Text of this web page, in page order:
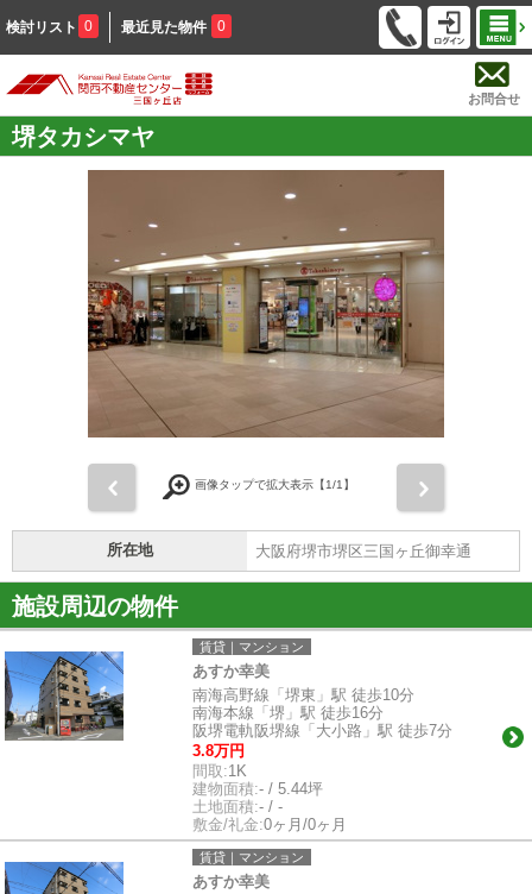
検討リスト 0 最近見た物件 0
お問合せ
堺タカシマヤ
画像タップで拡大表示【1/1】
所在地 大阪府堺市堺区三国ヶ丘御幸通
施設周辺の物件
賃貸｜マンション
あすか幸美
南海高野線「堺東」駅 徒歩10分
南海本線「堺」駅 徒歩16分
阪堺電軌阪堺線「大小路」駅 徒歩7分
3.8万円
間取:1K
建物面積:- / 5.44坪
土地面積:- / -
敷金/礼金:0ヶ月/0ヶ月
賃貸｜マンション
あすか幸美